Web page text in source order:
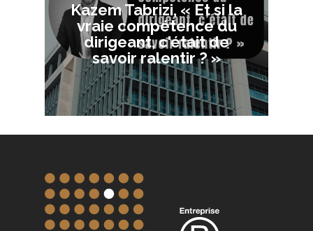
Kazem Tabrizi, « Et si la
vraie compétence du
dirigeant, c'était de
savoir ralentir ? »